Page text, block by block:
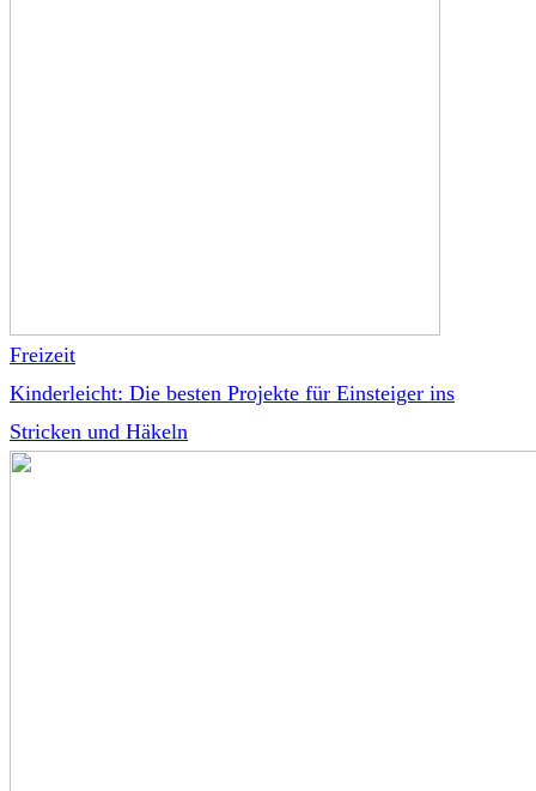
Freizeit
Kinderleicht: Die besten Projekte für Einsteiger ins
Stricken und Häkeln